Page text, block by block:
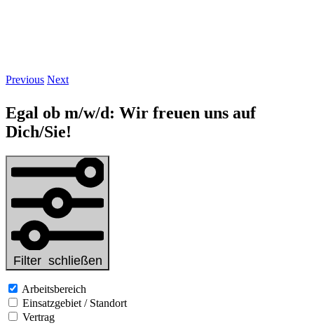
Previous Next
Egal ob m/w/d: Wir freuen uns auf
Dich/Sie!
Filter schließen
Arbeitsbereich
Einsatzgebiet / Standort
Vertrag